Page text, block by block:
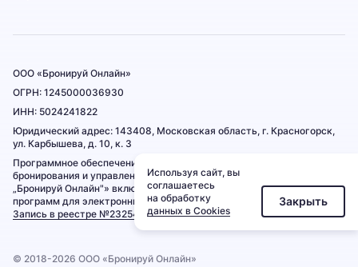
ООО «Бронируй Онлайн»
ОГРН: 1245000036930
ИНН: 5024241822
Юридический адрес: 143408, Московская область, г. Красногорск,
ул. Карбышева, д. 10, к. 3
Программное обеспечение «Сервис для автоматизации процесса
бронирования и управления гостиничным предприятием
„Бронируй Онлайн"» включено в Единый реестр российских
программ для электронных вычислительных машин и баз данных.
Запись в реестре №23254 от 15.07.2024
© 2018-2026 ООО «Бронируй Онлайн»
Используя сайт, вы
соглашаетесь
на обработку
данных в Cookies
Закрыть